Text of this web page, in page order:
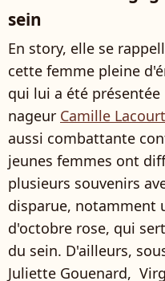
sein
En story, elle se
cette femme pleine
qui lui a été
nageur Camille Lacourt
aussi combattante
jeunes femmes ont
plusieurs souvenirs
disparue, notamment
d'octobre rose, qui
du sein. D'ailleurs,
Juliette Gouenard,